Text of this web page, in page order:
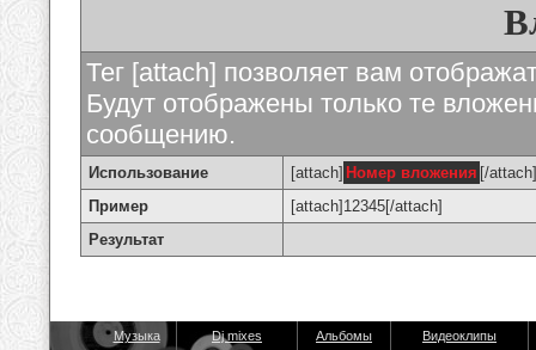
Тег [attach] позволяет вам
Будут отображены только те
сообщению.
Использование [attach] Номер вложения [/attach]
Пример
[attach]12345[/attach]
Результат
Музыка Dj mixes Альбомы Видеоклипы